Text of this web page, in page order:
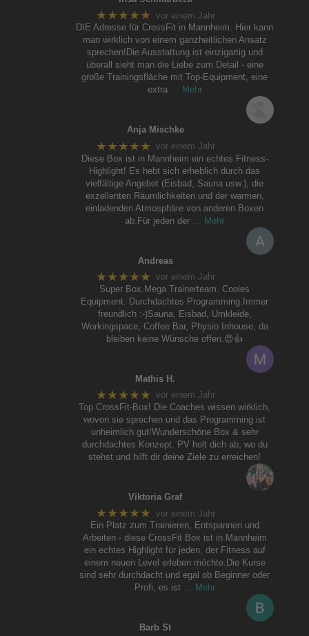
★★★★★ vor einem Jahr
DIE Adresse für CrossFit in Mannheim. Hier kann
man wirklich von einem ganzheitlichen Ansatz
sprechen!Die Ausstattung ist einzigartig und
überall sieht man die Liebe zum Detail - eine
große Trainingsfläche mit Top-Equipment, eine
extra … Mehr
Anja Mischke
★★★★★ vor einem Jahr
Diese Box ist in Mannheim ein echtes Fitness-
Highlight! Es hebt sich erheblich durch das
vielfältige Angebot (Eisbad, Sauna usw.), die
exzellenten Räumlichkeiten und der warmen,
einladenden Atmosphäre von anderen Boxen
ab.Für jeden der
… Mehr
Andreas
★★★★★ vor einem Jahr
Super Box.Mega Trainerteam. Cooles
Equipment. Durchdachtes Programming.Immer
freundlich :-)Sauna, Eisbad, Umkleide,
Workingspace, Coffee Bar, Physio Inhouse, da
bleiben keine Wünsche offen.😍👍
Mathis H.
★★★★★ vor einem Jahr
Top CrossFit-Box! Die Coaches wissen wirklich,
wovon sie sprechen und das Programming ist
unheimlich gut!Wunderschöne Box & sehr
durchdachtes Konzept. PV holt dich ab, wo du
stehst und hilft dir deine Ziele zu erreichen!
Viktoria Graf
★★★★★ vor einem Jahr
Ein Platz zum Trainieren, Entspannen und
Arbeiten - diese CrossFit Box ist in Mannheim
ein echtes Highlight für jeden, der Fitness auf
einem neuen Level erleben möchte.Die Kurse
sind sehr durchdacht und egal ob Beginner oder
Profi, es ist … Mehr
Barb St